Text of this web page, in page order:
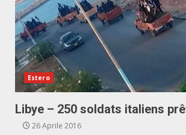
Estero
Libye – 250 soldats italiens
26 Aprile 2016